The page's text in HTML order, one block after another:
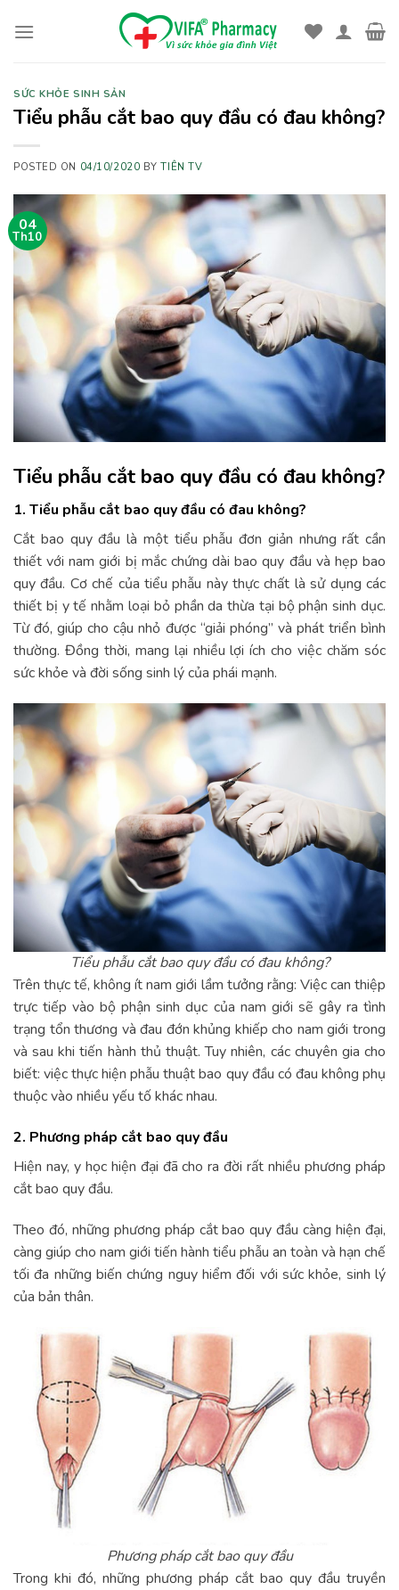
SỨC KHỎE SINH SẢN
Tiểu phẫu cắt bao quy đầu có đau không?
POSTED ON 04/10/2020 BYTIÊN TV
04
Th10
Tiểu phẫu cắt bao quy đầu có đau không?
1. Tiểu phẫu cắt bao quy đầu có đau không?
Cắt bao quy đầu là một tiểu phẫu đơn giản nhưng rất cần
thiết với nam giới bị mắc chứng dài bao quy đầu và hẹp bao
quy đầu. Cơ chế của tiểu phẫu này thực chất là sử dụng các
thiết bị y tế nhằm loại bỏ phần da thừa tại bộ phận sinh dục.
Từ đó, giúp cho cậu nhỏ được “giải phóng” và phát triển bình
thường. Đồng thời, mang lại nhiều lợi ích cho việc chăm sóc
sức khỏe và đời sống sinh lý của phái mạnh.
Tiểu phẫu cắt bao quy đầu có đau không?
Trên thực tế, không ít nam giới lầm tưởng rằng: Việc can thiệp
trực tiếp vào bộ phận sinh dục của nam giới sẽ gây ra tình
trạng tổn thương và đau đớn khủng khiếp cho nam giới trong
và sau khi tiến hành thủ thuật. Tuy nhiên, các chuyên gia cho
biết: việc thực hiện phẫu thuật bao quy đầu có đau không phụ
thuộc vào nhiều yếu tố khác nhau.
2. Phương pháp cắt bao quy đầu
Hiện nay, y học hiện đại đã cho ra đời rất nhiều phương pháp
cắt bao quy đầu.
Theo đó, những phương pháp cắt bao quy đầu càng hiện đại,
càng giúp cho nam giới tiến hành tiểu phẫu an toàn và hạn chế
tối đa những biến chứng nguy hiểm đối với sức khỏe, sinh lý
của bản thân.
Phương pháp cắt bao quy đầu
Trong khi đó, những phương pháp cắt bao quy đầu truyền